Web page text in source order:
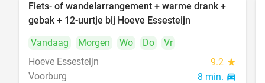
40%
Fiets- of wandelarrangement + warme drank +
gebak + 12-uurtje bij Hoeve Essesteijn
Vandaag
Morgen Wo Do
Vr
Hoeve Essesteijn
9.2 star
Voorburg 8 min. directions_car